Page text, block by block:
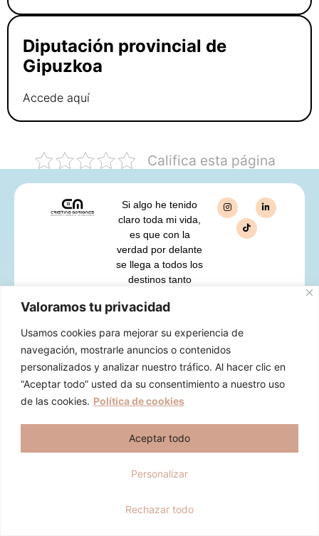
Valoramos tu privacidad
Usamos cookies para mejorar su experiencia de
navegación, mostrarle anuncios o contenidos
personalizados y analizar nuestro tráfico. Al hacer clic en
“Aceptar todo” usted da su consentimiento a nuestro uso
de las cookies. Política de cookies
Personalizar
Rechazar todo
Aceptar todo
Diputación provincial de
Gipuzkoa
Accede aquí
Califica esta página
Si algo he tenido
claro toda mi vida,
es que con la
verdad por delante
se llega a todos los
destinos tanto
como personales.
Quizás, esta sea
una de las
premisas que más
alegrías y más
momentos
agridulces me ha
conllevado a lo
largo de mi
existencia, pero
duermo muy
Hola, soy Cristina y me gustaría
forma exponencial.